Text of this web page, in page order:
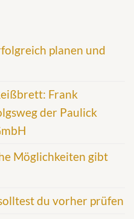
planen und
Frank
der Paulick
Möglichkeiten gibt
du vorher prüfen